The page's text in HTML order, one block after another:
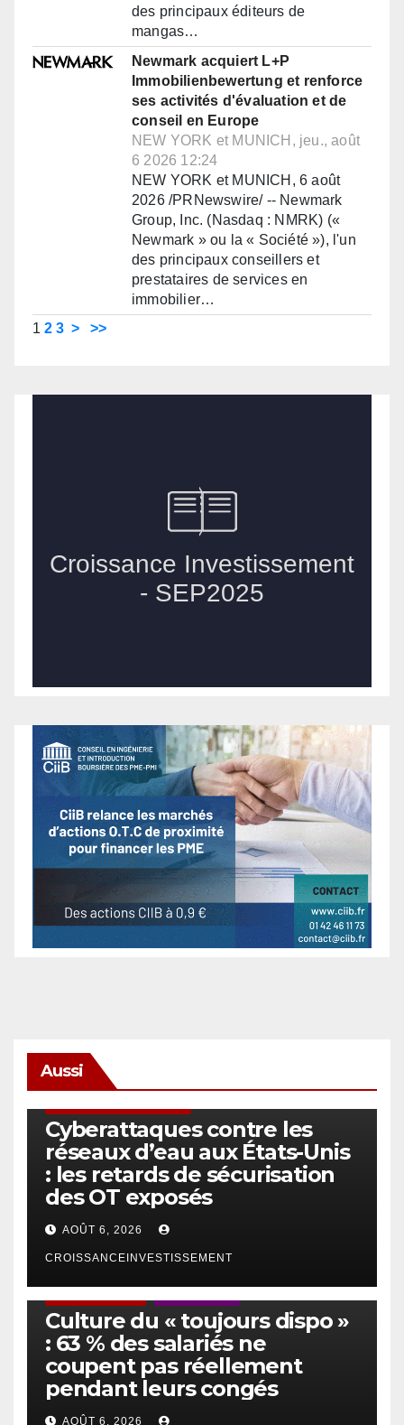
des principaux éditeurs de
mangas…
Newmark acquiert L+P
Immobilienbewertung et renforce
ses activités d'évaluation et de
conseil en Europe
NEW YORK et MUNICH, jeu., août
6 2026 12:24
NEW YORK et MUNICH, 6 août
2026 /PRNewswire/ -- Newmark
Group, Inc. (Nasdaq : NMRK) («
Newmark » ou la « Société »), l'un
des principaux conseillers et
prestataires de services en
immobilier…
1 2 3 > >>
Aussi
Cyberattaques contre les
réseaux d’eau aux États-Unis
: les retards de sécurisation
des OT exposés
AOÛT 6, 2026
CROISSANCEINVESTISSEMENT
Culture du « toujours dispo »
: 63 % des salariés ne
coupent pas réellement
pendant leurs congés
AOÛT 6, 2026